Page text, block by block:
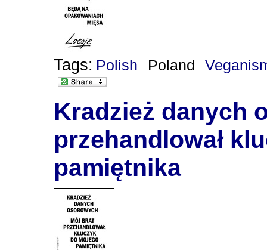
Tags: Polish Poland
Kradzież danych
przehandlował
pamiętnika